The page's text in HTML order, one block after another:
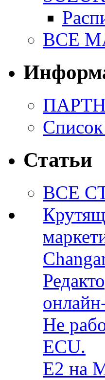
ВСЕ
Статьи
ВСЕ
Не
ECU.
E2 на